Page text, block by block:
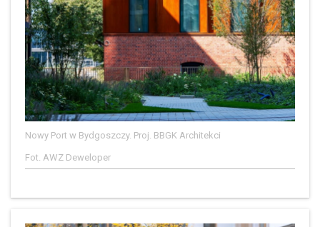
Nowy Port w Bydgoszczy. Proj. BBGK Architekci
Fot. AWZ Deweloper